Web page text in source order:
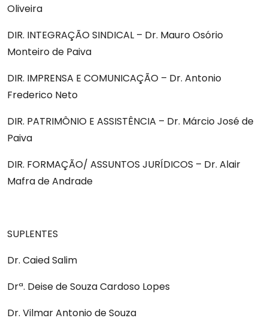
Oliveira
DIR. INTEGRAÇÃO SINDICAL – Dr. Mauro Osório
Monteiro de Paiva
DIR. IMPRENSA E COMUNICAÇÃO – Dr. Antonio
Frederico Neto
DIR. PATRIMÔNIO E ASSISTÊNCIA – Dr. Márcio José de
Paiva
DIR. FORMAÇÃO/ ASSUNTOS JURÍDICOS – Dr. Alair
Mafra de Andrade
SUPLENTES
Dr. Caied Salim
Drª. Deise de Souza Cardoso Lopes
Dr. Vilmar Antonio de Souza